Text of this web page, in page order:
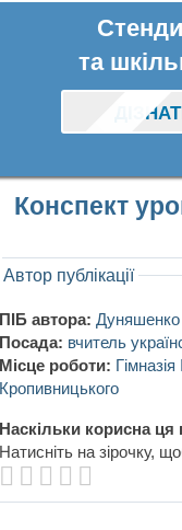
та
Конспект
Автор публікації
ПІБ автора: Дуняшенко
Посада: вчитель
Місце роботи:
Кропивницького
Наскільки корисна ця
Натисніть на зірочку,